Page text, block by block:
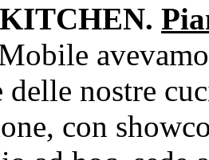
delle nostre
con